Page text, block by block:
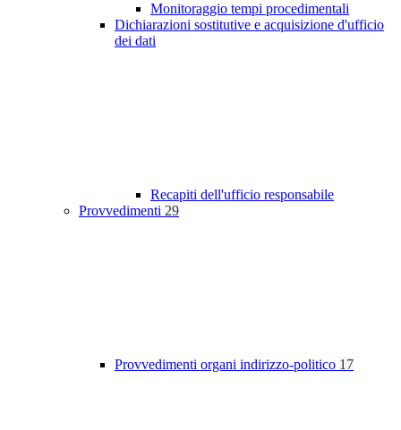
Monitoraggio tempi procedimentali
Dichiarazioni sostitutive e acquisizione d'ufficio
dei dati
Recapiti dell'ufficio responsabile
Provvedimenti 29
Provvedimenti organi indirizzo-politico 17